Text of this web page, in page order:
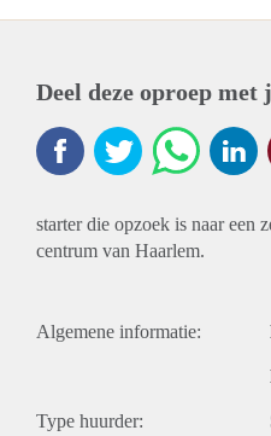
Deel deze oproep met
starter die opzoek is naar een
centrum van Haarlem.
Algemene informatie:
Type huurder: